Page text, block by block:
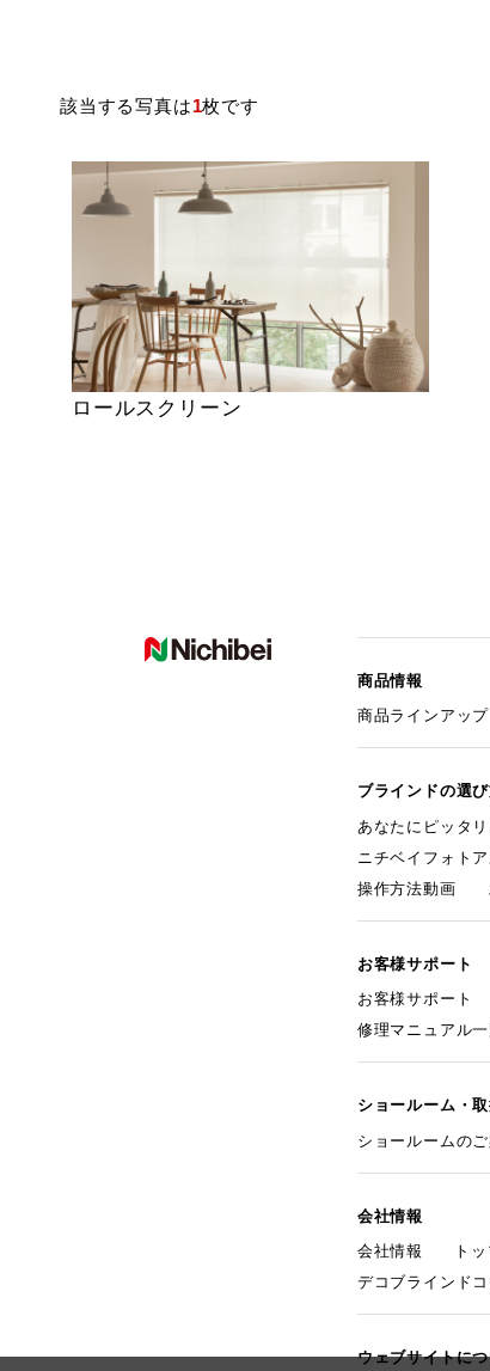
該当する写真は1枚です
ロールスクリーン
商品情報
商品ラインアップ
ブラインドの選
あなたにピッタ
ニチベイフォト
操作方法動画
お客様サポート
お客様サポート
修理マニュアル一
ショールーム・
ショールームの
会社情報
会社情報
ト
デコブラインド
ウェブサイトに